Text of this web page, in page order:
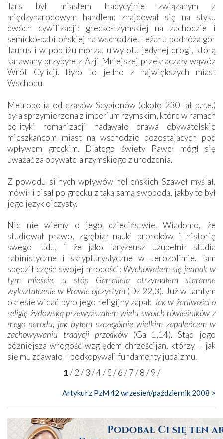
Tars był miastem tradycyjnie związanym z
międzynarodowym handlem; znajdował się na styku
dwóch cywilizacji: grecko-rzymskiej na zachodzie i
semicko-babilońskiej na wschodzie. Leżał u podnóża gór
Taurus i w pobliżu morza, u wylotu jedynej drogi, którą
karawany przybyłe z Azji Mniejszej przekraczały wąwóz
Wrót Cylicji. Było to jedno z największych miast
Wschodu.
Metropolia od czasów Scypionów (około 230 lat p.n.e.)
była sprzymierzona z imperium rzymskim, które w ramach
polityki romanizacji nadawało prawa obywatelskie
mieszkańcom miast na wschodzie pozostających pod
wpływem greckim. Dlatego święty Paweł mógł się
uważać za obywatela rzymskiego z urodzenia.
Z powodu silnych wpływów helleńskich Szaweł myślał,
mówił i pisał po grecku z taką samą swobodą, jakby to był
jego język ojczysty.
Nic nie wiemy o jego dzieciństwie. Wiadomo, że
studiował prawo, zgłębiał nauki proroków i historię
swego ludu, i że jako faryzeusz uzupełnił studia
rabinistyczne i skrypturystyczne w Jerozolimie. Tam
spędził część swojej młodości: Wychowałem się jednak w
tym mieście, u stóp Gamaliela otrzymałem staranne
wykształcenie w Prawie ojczystym(Dz 22,3). Już w tamtym
okresie widać było jego religijny zapał: Jak w żarliwości o
religię żydowską przewyższałem wielu swoich rówieśników z
mego narodu, jak byłem szczególnie wielkim zapaleńcem w
zachowywaniu tradycji przodków(Ga 1,14). Stąd jego
późniejsza wrogość względem chrześcijan, którzy – jak
się mu zdawało – podkopywali fundamenty judaizmu.
1/ 2/3/4/ 5/6/7/8/9/
Artykuł z PzM 42 wrzesień/październik 2008 >